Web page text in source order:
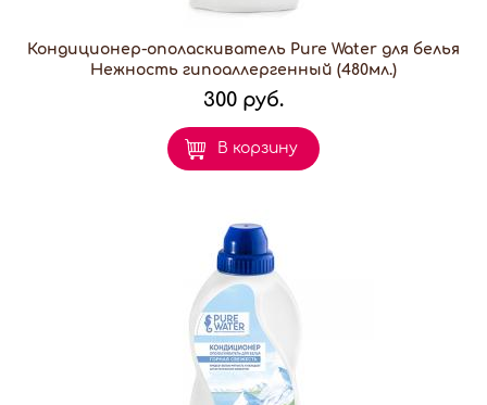
Кондиционер-ополаскиватель Pure Water для белья
Нежность гипоаллергенный (480мл.)
300 руб.
В корзину